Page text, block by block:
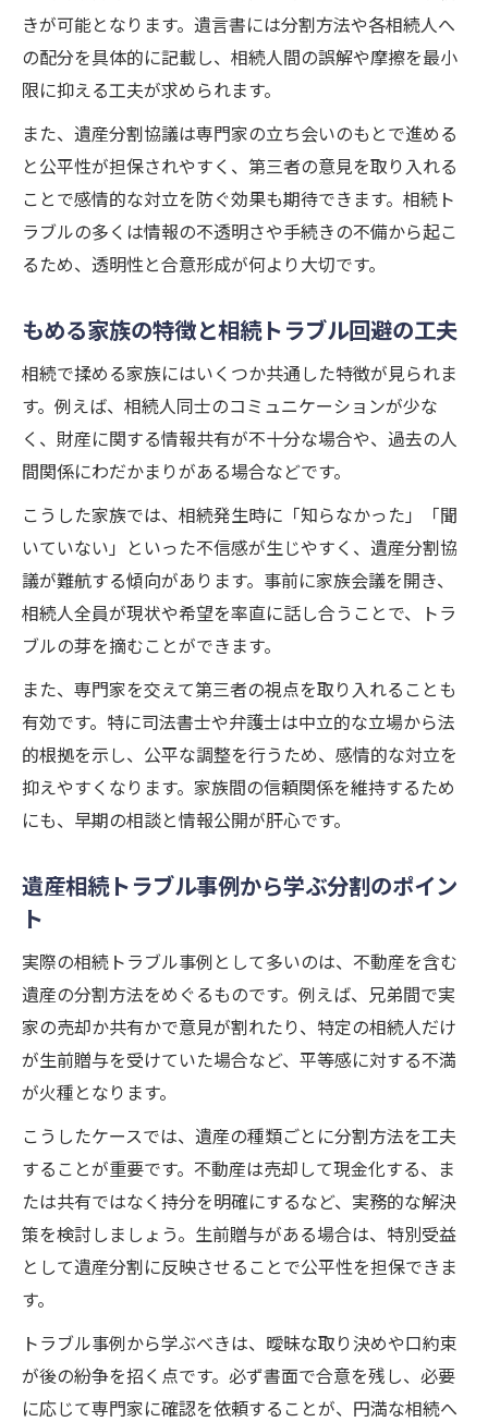
きが可能となります。遺言書には分割方法や各相続人へ
の配分を具体的に記載し、相続人間の誤解や摩擦を最小
限に抑える工夫が求められます。
また、遺産分割協議は専門家の立ち会いのもとで進める
と公平性が担保されやすく、第三者の意見を取り入れる
ことで感情的な対立を防ぐ効果も期待できます。相続ト
ラブルの多くは情報の不透明さや手続きの不備から起こ
るため、透明性と合意形成が何より大切です。
もめる家族の特徴と相続トラブル回避の工夫
相続で揉める家族にはいくつか共通した特徴が見られま
す。例えば、相続人同士のコミュニケーションが少な
く、財産に関する情報共有が不十分な場合や、過去の人
間関係にわだかまりがある場合などです。
こうした家族では、相続発生時に「知らなかった」「聞
いていない」といった不信感が生じやすく、遺産分割協
議が難航する傾向があります。事前に家族会議を開き、
相続人全員が現状や希望を率直に話し合うことで、トラ
ブルの芽を摘むことができます。
また、専門家を交えて第三者の視点を取り入れることも
有効です。特に司法書士や弁護士は中立的な立場から法
的根拠を示し、公平な調整を行うため、感情的な対立を
抑えやすくなります。家族間の信頼関係を維持するため
にも、早期の相談と情報公開が肝心です。
遺産相続トラブル事例から学ぶ分割のポイン
ト
実際の相続トラブル事例として多いのは、不動産を含む
遺産の分割方法をめぐるものです。例えば、兄弟間で実
家の売却か共有かで意見が割れたり、特定の相続人だけ
が生前贈与を受けていた場合など、平等感に対する不満
が火種となります。
こうしたケースでは、遺産の種類ごとに分割方法を工夫
することが重要です。不動産は売却して現金化する、ま
たは共有ではなく持分を明確にするなど、実務的な解決
策を検討しましょう。生前贈与がある場合は、特別受益
として遺産分割に反映させることで公平性を担保できま
す。
トラブル事例から学ぶべきは、曖昧な取り決めや口約束
が後の紛争を招く点です。必ず書面で合意を残し、必要
に応じて専門家に確認を依頼することが、円満な相続へ